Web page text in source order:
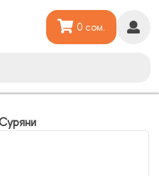
0 сом.